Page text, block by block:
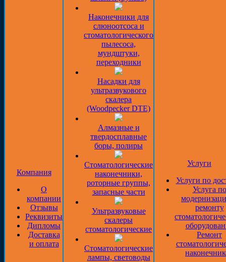
Компания
О
компании
Отзывы
Реквизиты
Дипломы
Доставка
и оплата
Наконечники для
слюноотсоса и
стоматологического
пылесоса,
мундштуки,
переходники
Насадки для
ультразвукового
скалера
(Woodpecker DTE)
Алмазные и
твердосплавные
боры, полиры
Стоматологические
наконечники,
роторные группы,
запасные части
Ультразвуковые
скалеры
стоматологические
Стоматологические
лампы, световоды
Услуги
Услуги по
Услуга по
ремонту
Ремонт